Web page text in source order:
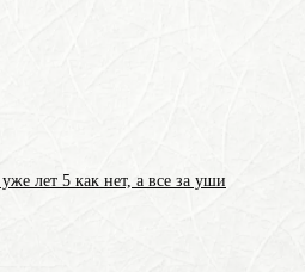
лет 5 как нет, а все за уши